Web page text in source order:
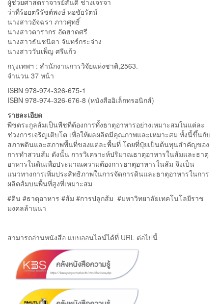
ผู้ช่วยศาสตราจารย์สันติ ช่างเจรจา
ว่าที่ร้อยตรีรัชต์พงษ์ หอชัยรัตน์
นางสาวอัจฉรา ภาวศุทธิ์
นางสาวดารากร อัดฮาดศรี
นางสาวธันชนิตา จันทร์กระจ่าง
นางสาววันเพ็ญ ศรีแก้ว
กรุงเทพฯ : สำนักงานการวิจัยแห่งชาติ,2563.
จำนวน 37 หน้า
ISBN 978-974-326-675-1
ISBN 978-974-326-676-8 (หนังสืออิเล็กทรอนิกส์)
รายละเอียด
พืชตระกูลส้มเป็นพืชที่ต้องการทั้งธาตุอาหารอย่างเหมาะสมในแต่ละ
ช่วงการเจริญเติบโต เพื่อให้ผลผลิตมีคุณภาพและเหมาะสม ทั้งนี้ขึ้นกับ
สภาพดินและสภาพพื้นที่ของแต่ละพื้นที่ โดยที่ปุ๋ยเป็นต้นทุนสำคัญของ
การทำสวนส้ม ดังนั้น การวิเคราะห์ปริมาณธาตุอาหารในส้มและธาตุ
อาหารในดินเพื่อประมาณความต้องการธาตุอาหารในส้ม จึงเป็น
แนวทางการเพิ่มประสิทธิภาพในการจัดการดินและธาตุอาหารในการ
ผลิตส้มบนพื้นที่สูงที่เหมาะสม
#ดิน #ธาตุอาหาร #ส้ม #การปลูกส้ม #มหาวิทยาลัยเทคโนโลยีราช
มงคลล้านนา
สามารถอ่านหนังสือ แบบออนไลน์ได้ที่ URL ต่อไปนี้